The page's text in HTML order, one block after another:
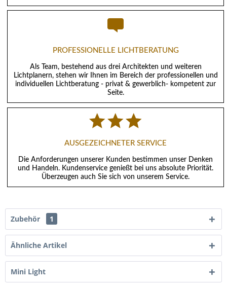
PROFESSIONELLE LICHTBERATUNG
Als Team, bestehend aus drei Architekten und weiteren
Lichtplanern, stehen wir Ihnen im Bereich der professionellen und
individuellen Lichtberatung - privat & gewerblich- kompetent zur
Seite.
AUSGEZEICHNETER SERVICE
Die Anforderungen unserer Kunden bestimmen unser Denken
und Handeln. Kundenservice genießt bei uns absolute Priorität.
Überzeugen auch Sie sich von unserem Service.
Zubehör 1
Ähnliche Artikel
Mini Light